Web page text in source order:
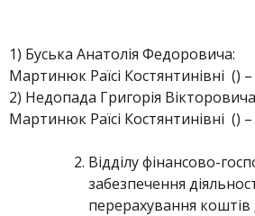
1) Буська Анатолія Федоровича:
Мартинюк Раїсі Костянтинівні ()
2) Недопада Григорія
Мартинюк Раїсі Костянтинівні ()
Відділу фінансово-
забезпечення
перерахування